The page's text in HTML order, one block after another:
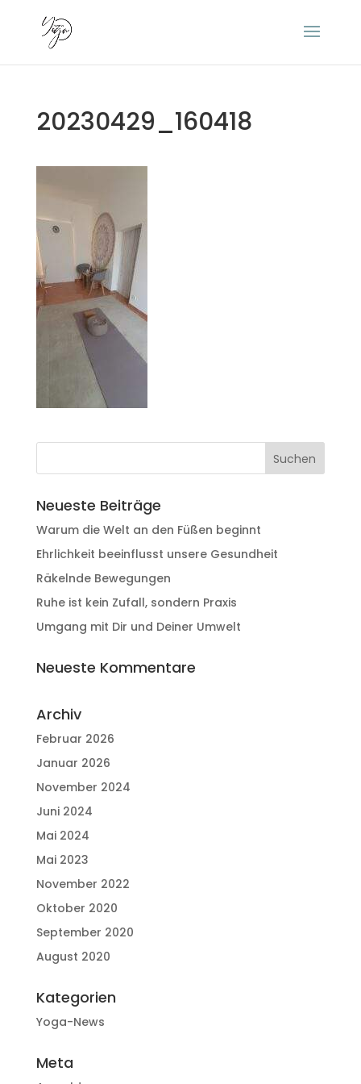
20230429_160418
Neueste Beiträge
Warum die Welt an den Füßen beginnt
Ehrlichkeit beeinflusst unsere Gesundheit
Räkelnde Bewegungen
Ruhe ist kein Zufall, sondern Praxis
Umgang mit Dir und Deiner Umwelt
Neueste Kommentare
Archiv
Februar 2026
Januar 2026
November 2024
Juni 2024
Mai 2024
Mai 2023
November 2022
Oktober 2020
September 2020
August 2020
Kategorien
Yoga-News
Meta